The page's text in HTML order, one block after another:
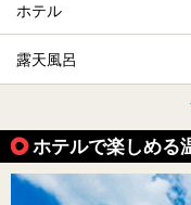
ホテル
露天風呂
ホテルで楽しめる